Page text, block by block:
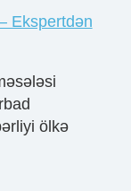
Ekspertdən
ölkə